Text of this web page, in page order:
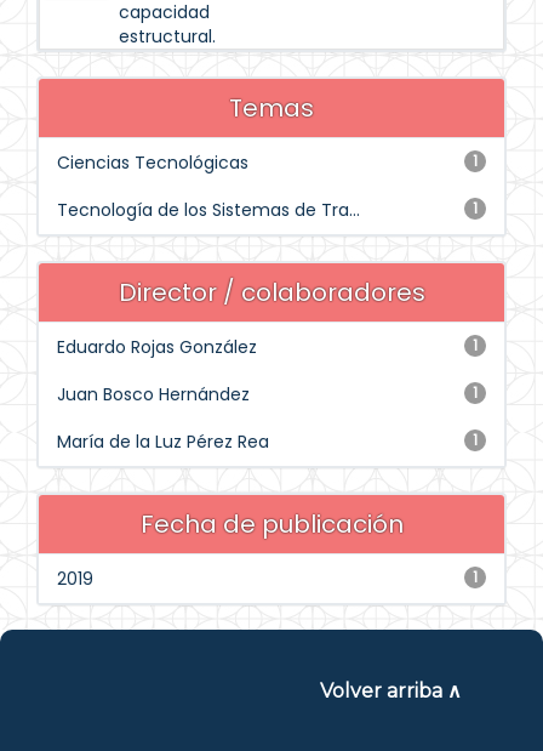
capacidad
estructural.
Temas
1
Ciencias Tecnológicas
1
Tecnología de los Sistemas de Tra...
Director / colaboradores
1
Eduardo Rojas González
1
Juan Bosco Hernández
1
María de la Luz Pérez Rea
Fecha de publicación
1
2019
Volver arriba ∧